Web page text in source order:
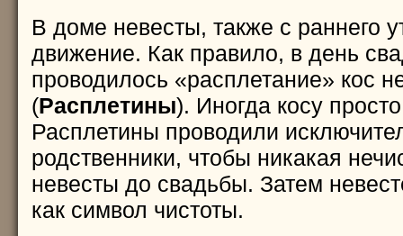
В доме невесты, также с раннего
движение. Как правило, в день
проводилось «расплетание» кос
(Расплетины). Иногда косу
Расплетины проводили
родственники, чтобы никакая
невесты до свадьбы. Затем
как символ чистоты.